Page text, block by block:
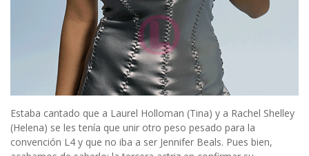
Estaba cantado que a Laurel Holloman (Tina) y a Rachel Shelley
(Helena) se les tenía que unir otro peso pesado para la
convención L4 y que no iba a ser Jennifer Beals. Pues bien,